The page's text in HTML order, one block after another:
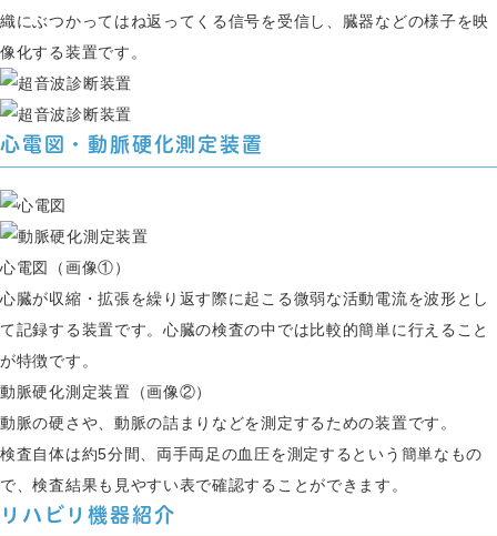
織にぶつかってはね返ってくる信号を受信し、臓器などの様子を映
像化する装置です。
心電図・動脈硬化測定装置
心電図（画像①）
心臓が収縮・拡張を繰り返す際に起こる微弱な活動電流を波形とし
て記録する装置です。心臓の検査の中では比較的簡単に行えること
が特徴です。
動脈硬化測定装置（画像②）
動脈の硬さや、動脈の詰まりなどを測定するための装置です。
検査自体は約5分間、両手両足の血圧を測定するという簡単なもの
で、検査結果も見やすい表で確認することができます。
リハビリ機器紹介